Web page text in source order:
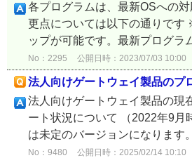
各プログラムは、最新OSへの
更点については以下の通りです
ップが可能です。最新プログ
No：2295 公開日時：2023/07/03 10:00
法人向けゲートウェイ製品のプ
法人向けゲートウェイ製品の現
ート状況について （2022年9
は未定のバージョンになります
No：9480 公開日時：2025/02/14 10:10